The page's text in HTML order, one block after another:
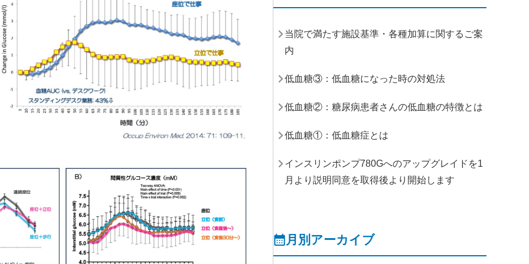
当院で満たす施設基準・各種加算に関するご案
内
低血糖③：低血糖になった時の対処法
低血糖②：糖尿病患者さんの低血糖の特徴とは
低血糖①：低血糖症とは
インスリンポンプ780Gへのアップグレイドを1
月より説明同意を取得後より開始します
月別アーカイブ